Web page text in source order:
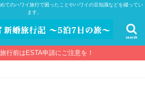
てのハワイ旅行で困ったことやハワイの豆知識などを綴ってい
ます。
search
行前はESTA申請にご注意を！